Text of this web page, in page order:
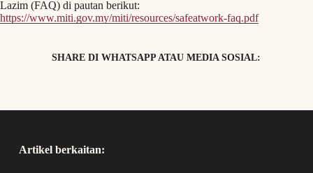
Lazim (FAQ) di pautan berikut:
https://www.miti.gov.my/miti/resources/safeatwork-faq.pdf
SHARE DI WHATSAPP ATAU MEDIA SOSIAL:
Artikel berkaitan: